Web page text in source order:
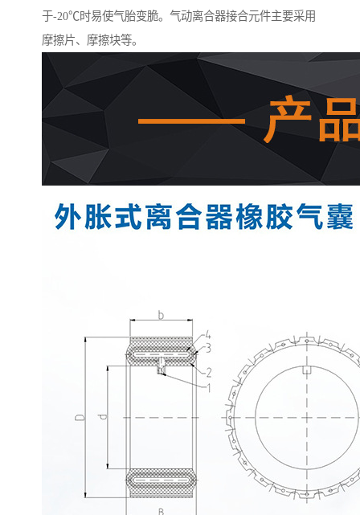
于-20℃时易使气胎变脆。气动离合器接合元件主要采用
摩擦片、摩擦块等。